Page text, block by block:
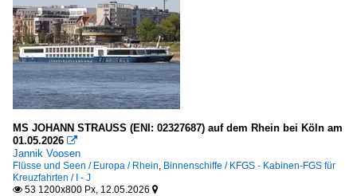
MS JOHANN STRAUSS (ENI: 02327687) auf dem Rhein bei Köln am
01.05.2026 
Jannik Voosen
Flüsse und Seen / Europa / Rhein, Binnenschiffe / KFGS - Kabinen-FGS für
Kreuzfahrten / I - J
 53 1200x800 Px, 12.05.2026 